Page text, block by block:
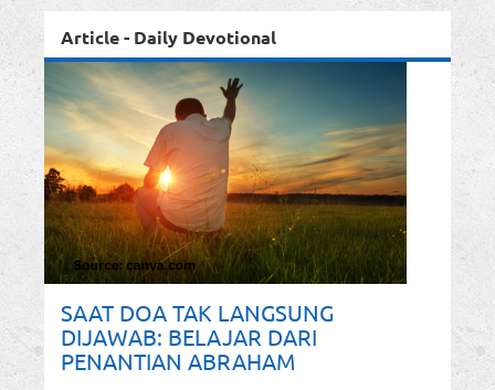
Article - Daily Devotional
SAAT DOA TAK LANGSUNG
DIJAWAB: BELAJAR DARI
PENANTIAN ABRAHAM